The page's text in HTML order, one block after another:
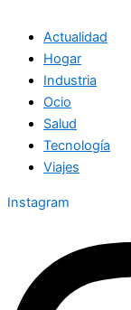
Actualidad
Hogar
Industria
Ocio
Salud
Tecnología
Viajes
Instagram